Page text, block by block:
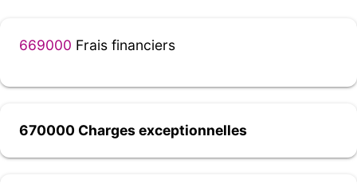
669000 Frais financiers
670000 Charges exceptionnelles